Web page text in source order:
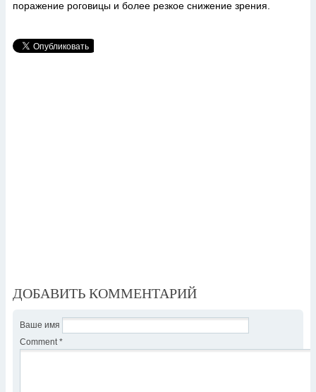
поражение роговицы и более резкое снижение зрения.
ДОБАВИТЬ КОММЕНТАРИЙ
Ваше имя
Comment *